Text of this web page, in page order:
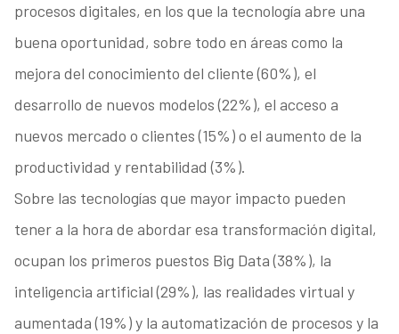
procesos digitales, en los que la tecnología abre una
buena oportunidad, sobre todo en áreas como la
mejora del conocimiento del cliente (60%), el
desarrollo de nuevos modelos (22%), el acceso a
nuevos mercado o clientes (15%) o el aumento de la
productividad y rentabilidad (3%).
Sobre las tecnologías que mayor impacto pueden
tener a la hora de abordar esa transformación digital,
ocupan los primeros puestos Big Data (38%), la
inteligencia artificial (29%), las realidades virtual y
aumentada (19%) y la automatización de procesos y la